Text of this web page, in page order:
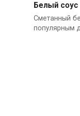
Сметана
Белый
Сметанный
популярным